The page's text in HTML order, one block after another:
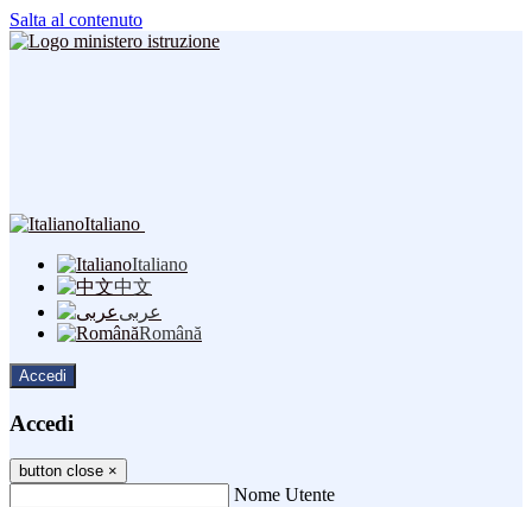
Salta al contenuto
Italiano
Italiano
中文
عربى
Română
Accedi
Accedi
button close ×
Nome Utente